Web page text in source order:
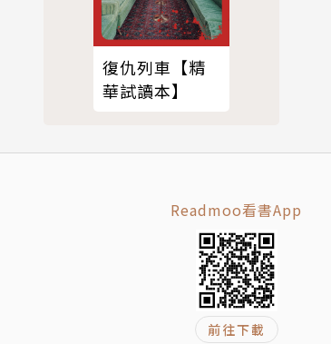
復仇列車【精
華試讀本】
Readmoo看書App
前往下載